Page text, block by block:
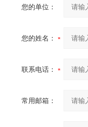
您的单位：
您的姓名：
联系电话：
常用邮箱：